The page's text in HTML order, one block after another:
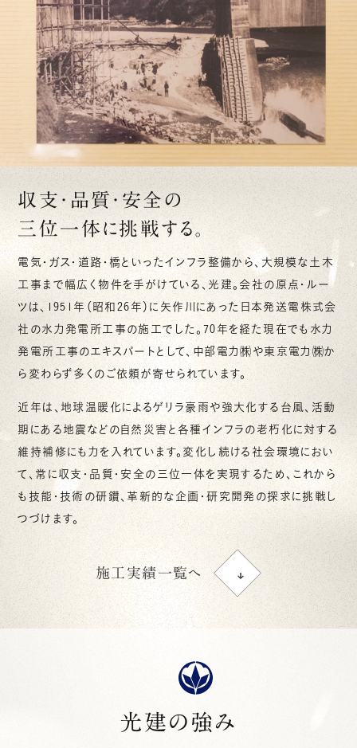
収支・品質・安全の
三位一体に挑戦する。
電気・ガス・道路・橋といったインフラ整備から、大規模な土木
工事まで幅広く物件を手がけている、光建。会社の原点・ルー
ツは、1951年（昭和26年）に矢作川にあった日本発送電株式会
社の水力発電所工事の施工でした。70年を経た現在でも水力
発電所工事のエキスパートとして、中部電力㈱や東京電力㈱か
ら変わらず多くのご依頼が寄せられています。
近年は、地球温暖化によるゲリラ豪雨や強大化する台風、活動
期にある地震などの自然災害と各種インフラの老朽化に対する
維持補修にも力を入れています。変化し続ける社会環境におい
て、常に収支・品質・安全の三位一体を実現するため、これから
も技能・技術の研鑽、革新的な企画・研究開発の探求に挑戦し
つづけます。
施工実績一覧へ
光建の強み